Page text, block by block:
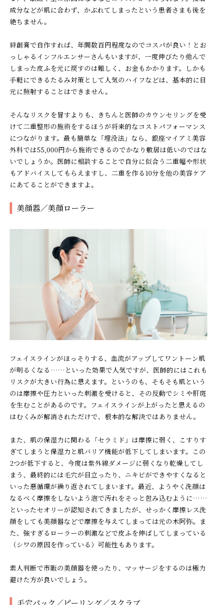
成分などが肌に合わず、かぶれてしまったという患者さまも後を
絶ちません。
絆創膏で自作すれば、年間数百円程度なのでコスパが良い！とお
っしゃるインフルエンサーさんもいますが、一度伸びたり弛んで
しまった皮ふを元に戻すのは難しく、お金もかかります。しかも
手軽にできるたるみ対策として人気のハイフなどは、基本的に目
元に照射することはできません。
そんなリスクを冒すよりも、きちんと医師のカウンセリングを受
けて二重整形の施術をするほうが将来的なコストパフォーマンス
につながります。最も簡単な「埋没法」なら、銀座マイアミ美容
外科では55,000円から施術できるのでかなり敷居は低いのではな
いでしょうか。医師に相談することで自分に似合う二重幅や形状
もアドバイスしてもらえますし、二重を作る10分を他の美容ケア
にあてることができますよ。
美顔器／美顔ローラー
フェイスラインがほっそりする、血流がアップしてワントーン肌
が明るくなる……といった効果で人気ですが、医師的にはこれも
リスクが大きい行為に思えます。というのも、そもそも肌という
のは摩擦や圧力といった刺激を受けると、その反動でシミや肝斑
を生むことがあるのです。フェイスラインが上がったと思えるの
はむくみが解消されただけで、根本的な解決ではありません。
また、肌の保湿力に関わる「セラミド」は摩擦に弱く、こすりす
ぎてしまうと保湿力と肌バリア機能が低下してしまいます。この
2つが低下すると、今度は紫外線ダメージに弱くなり乾燥してし
まう、最終的には毛穴が目立ったり、ニキビができやすくなると
いった悪循環が繰り返されてしまいます。最近、ようやく洗顔は
なるべく摩擦をしないよう泡で汚れをそっと包み込むように……
といったセオリーが認知されてきましたが、せっかく摩擦レス洗
顔をしても美顔器などで摩擦を与えてしまっては元の木阿弥。ま
た、強すぎるローラーの刺激などで皮ふを伸ばしてしまっている
（シワの原因を作っている）可能性もあります。
素人判断で市販の美顔器を使ったり、マッサージをするのは極力
避けた方が良いでしょう。